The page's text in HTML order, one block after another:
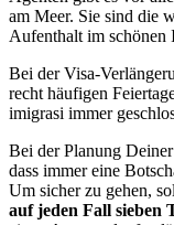
am Meer. Sie sind die
Aufenthalt im schönen
Bei der Visa-
recht häufigen
imigrasi immer
Bei der Planung
dass immer eine
Um sicher zu gehen,
auf jeden Fall sieben